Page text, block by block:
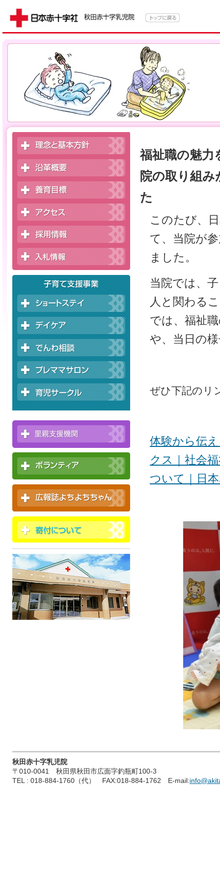
福祉職の魅力
院の取り組
た
このたび、
て、当院が
ました。
当院では、
人と関わる
では、福祉
や、当日の
ぜひ下記のリ
体験から伝
クス｜社会
ついて｜日
秋田赤十字乳児院
〒010-0041 秋田県秋田市広面字釣瓶町100-3
TEL : 018-884-1760（代） FAX:018-884-1762 E-mail: